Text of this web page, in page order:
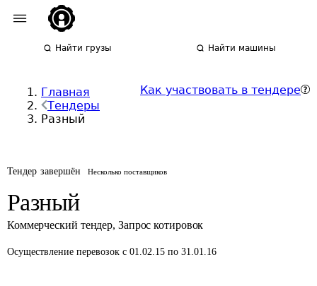
Найти грузы Найти машины
Главная
Тендеры
Разный
Как участвовать в тендере
Тендер завершён Несколько поставщиков
Разный
Коммерческий тендер, Запрос котировок
Осуществление перевозок с 01.02.15 по 31.01.16